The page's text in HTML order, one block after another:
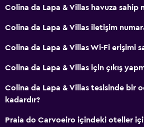
Colina da Lapa & Villas havuza sahip
Colina da Lapa & Villas iletişim
Colina da Lapa & Villas Wi-Fi erişimi
Colina da Lapa & Villas için çıkış
Colina da Lapa & Villas tesisinde bir
kadardır?
Praia do Carvoeiro içindeki oteller